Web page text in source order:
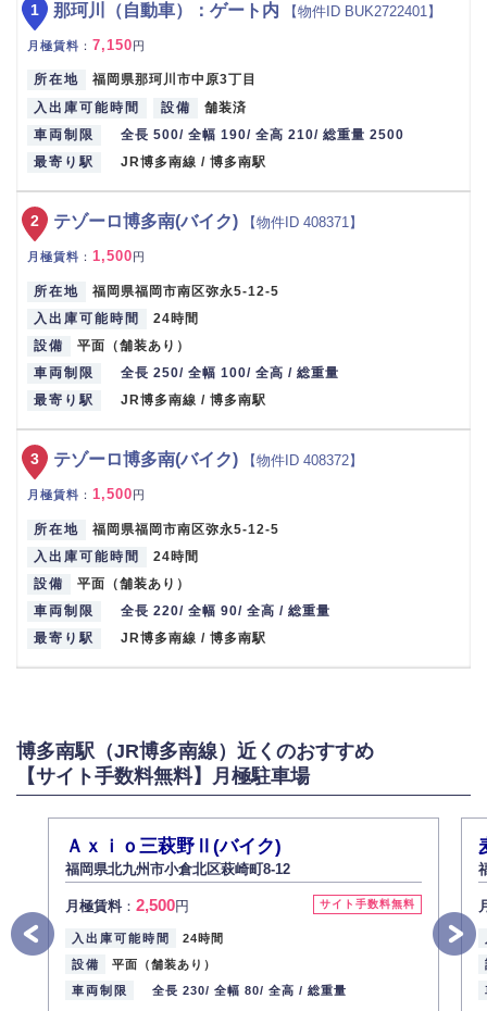
那珂川（自動車）：ゲート内 【物件ID BUK2722401】
月極賃料 ： 7,150円
所在地
福岡県那珂川市中原3丁目
入出庫可能時間
設備
舗装済
車両制限
全長 500/ 全幅 190/ 全高 210/ 総重量 2500
最寄り駅
JR博多南線 / 博多南駅
1
テゾーロ博多南(バイク) 【物件ID 408371】
月極賃料 ： 1,500円
所在地
福岡県福岡市南区弥永5-12-5
入出庫可能時間
24時間
設備
平面（舗装あり）
車両制限
全長 250/ 全幅 100/ 全高 / 総重量
最寄り駅
JR博多南線 / 博多南駅
2
テゾーロ博多南(バイク) 【物件ID 408372】
月極賃料 ： 1,500 円
所在地
福岡県福岡市南区弥永5-12-5
入出庫可能時間
24時間
設備
平面（舗装あり）
車両制限
全長 220/ 全幅 90/ 全高 / 総重量
最寄り駅
JR博多南線 / 博多南駅
3
博多南駅（JR博多南線）近くのおすすめ
【サイト手数料無料】月極駐車場
Ａｘｉｏ三萩野Ⅱ(バイク)
福岡県北九州市小倉北区萩崎町8-12
サイト手数料無料
月極賃料： 2,500円
入出庫可能時間
24時間
設備
平面（舗装あり）
車両制限
全長 230/ 全幅 80/ 全高 / 総重量